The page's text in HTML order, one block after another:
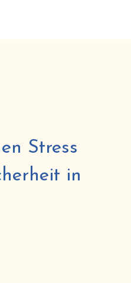
Stress
in